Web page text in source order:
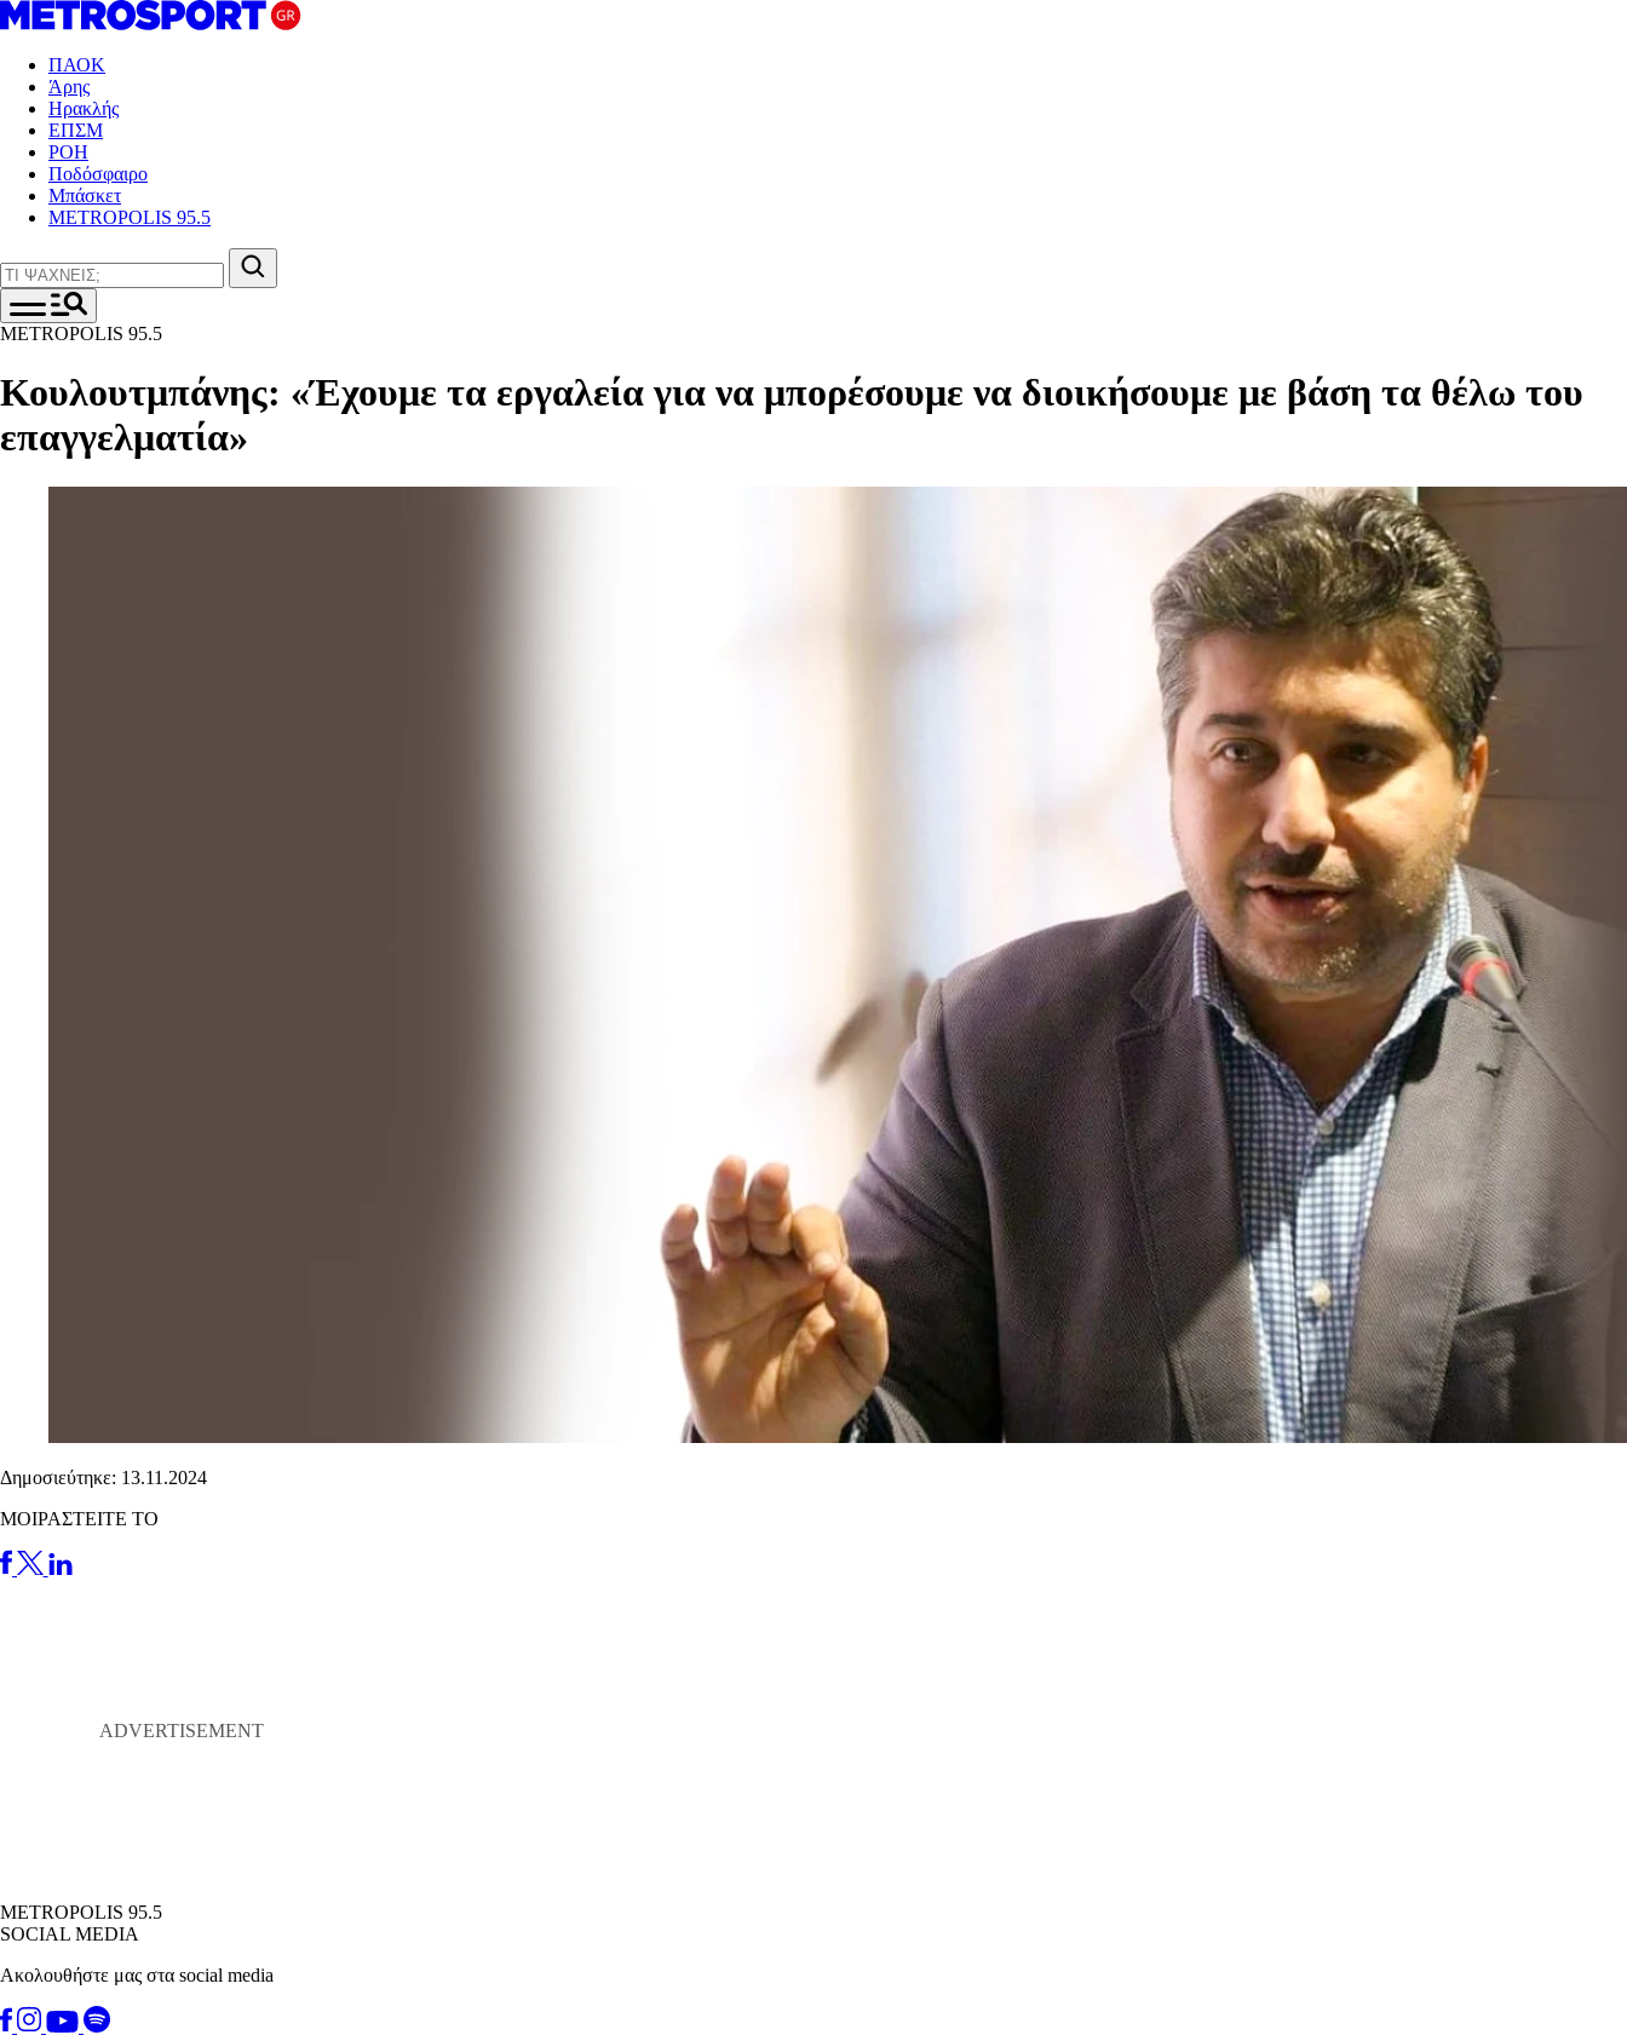
ΠΑΟΚ
Άρης
Ηρακλής
ΕΠΣΜ
ΡΟΗ
Ποδόσφαιρο
Μπάσκετ
METROPOLIS 95.5
METROPOLIS 95.5
Κουλουτμπάνης: «Έχουμε τα εργαλεία για να μπορέσουμε να διοικήσουμε με βάση τα θέλω του
επαγγελματία»
Δημοσιεύτηκε: 13.11.2024
ΜΟΙΡΑΣΤΕΙΤΕ ΤΟ
METROPOLIS 95.5
SOCIAL MEDIA
Ακολουθήστε μας στα social media